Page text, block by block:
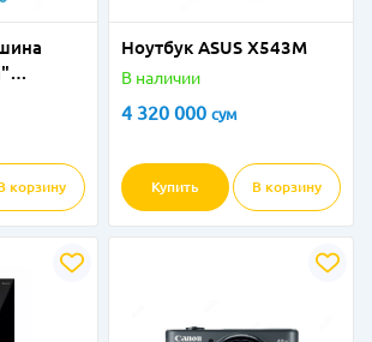
10
корзину
Ноутбук ASUS X543M
В наличии
4 320 000 сум
Купить В корзину